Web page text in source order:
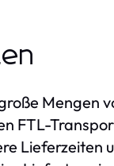
Mengen
FTL-
Lieferzeiten